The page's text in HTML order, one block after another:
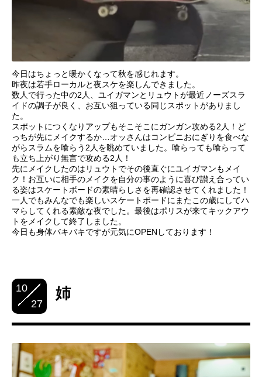
今日はちょっと暖かくなって秋を感じれます。
昨夜は若手ローカルと夜スケを楽しんできました。
数人で行った中の2人、 ユイガマンとリュウトが最近ノーズスラ
イドの調子が良く、お互い狙っている同じスポットがありまし
た。
スポットにつくなりアップもそこそこにガンガン攻める2人！ど
っちが先にメイクするか…オッさんはコンビニおにぎりを食べな
がらスラムを喰らう2人を眺めていました。喰らっても喰らって
も立ち上がり無言で攻める2人！
先にメイクしたのはリュウトでその後直ぐにユイガマンもメイ
ク！お互いに相手のメイクを自分の事のように喜び讃え合ってい
る姿はスケートボードの素晴らしさを再確認させてくれました！
一人でもみんなでも楽しいスケートボードにまたこの歳にしてハ
マらしてくれる素敵な夜でした。最後はポリスが来てキックアウ
トをメイクして終了しました。
今日も身体バキバキですが元気にOPENしております！
10
27
姉